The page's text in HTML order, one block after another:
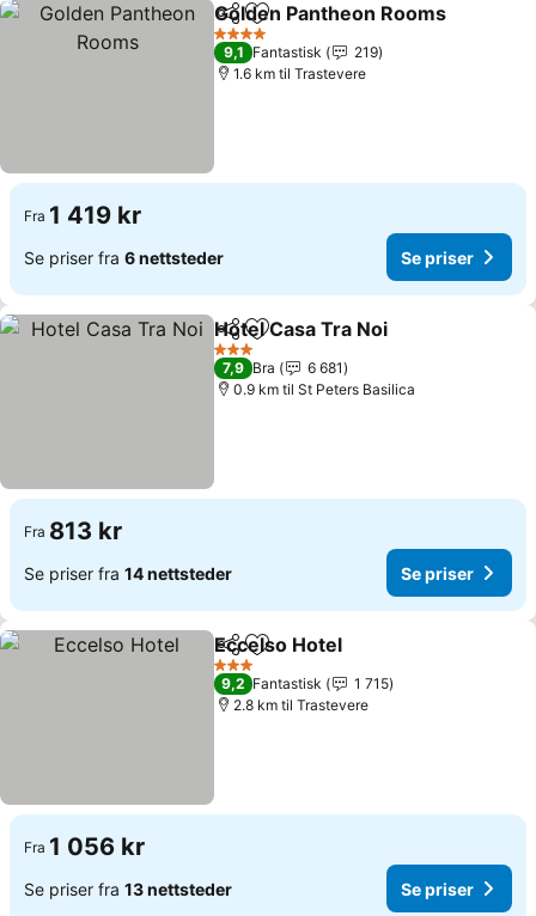
Del Legg til i favoritter
Golden Pantheon Rooms
4 Stjerner
9,1 Fantastisk
219
1.6 km til Trastevere
Fra 1 419 kr
Se priser fra 6 nettsteder Se priser
Del Legg til i favoritter
Hotel Casa Tra Noi
3 Stjerner
7,9 Bra
6 681
0.9 km til St Peters Basilica
Fra 813 kr
Se priser fra 14 nettsteder Se priser
Del Legg til i favoritter
Eccelso Hotel
3 Stjerner
9,2 Fantastisk
1 715
2.8 km til Trastevere
Fra 1 056 kr
Se priser fra 13 nettsteder Se priser